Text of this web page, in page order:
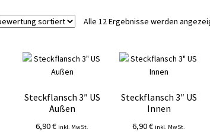
Alle 12 Ergebnisse werden
Steckflansch 3″ US
Außen
6,90€ inkl. MwSt.
Steckflansch 3″ US
Innen
6,90€ inkl. MwSt.